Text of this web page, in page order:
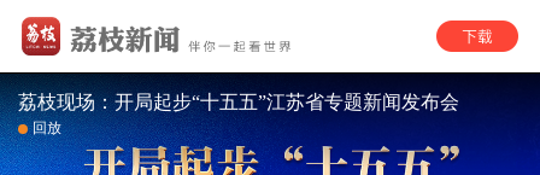
荔枝现场：开局起步“十五五”江苏省专题新闻发布会
回放